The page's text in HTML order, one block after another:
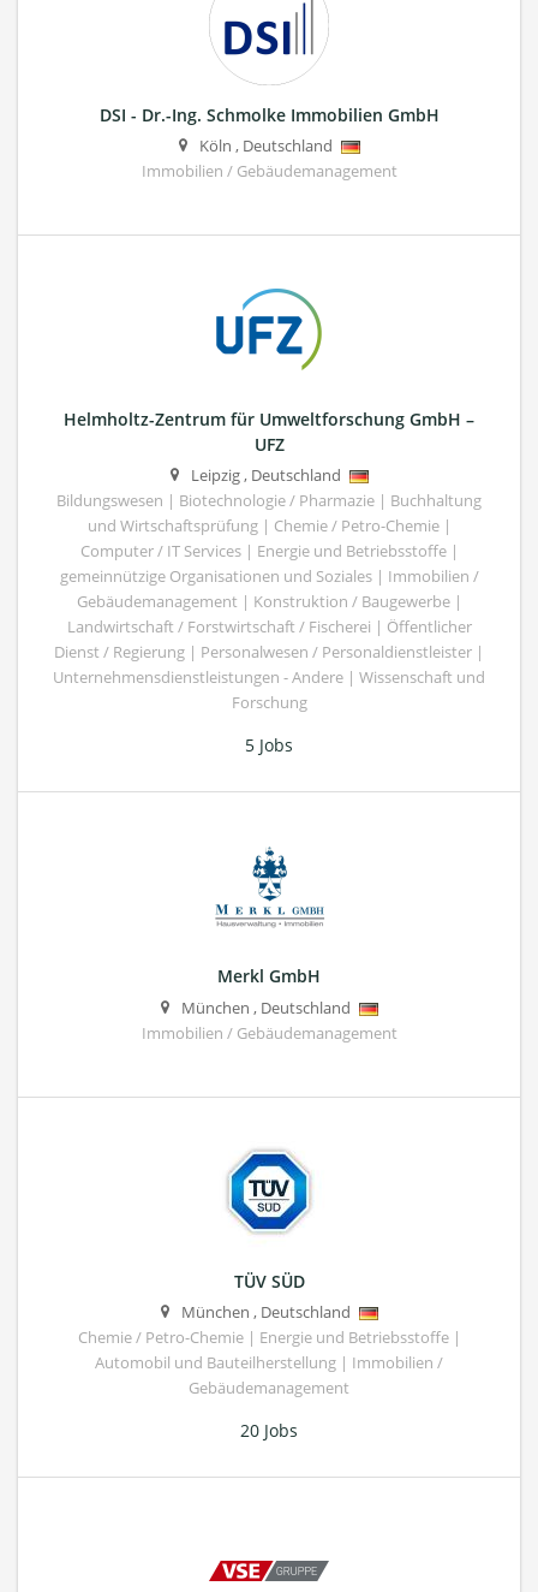
DSI - Dr.-Ing. Schmolke Immobilien GmbH
Köln , Deutschland
Immobilien / Gebäudemanagement
Helmholtz-Zentrum für Umweltforschung GmbH –
UFZ
Leipzig, Deutschland
Bildungswesen | Biotechnologie / Pharmazie | Buchhaltung
und Wirtschaftsprüfung | Chemie / Petro-Chemie |
Computer / IT Services | Energie und Betriebsstoffe |
gemeinnützige Organisationen und Soziales | Immobilien /
Gebäudemanagement | Konstruktion / Baugewerbe |
Landwirtschaft / Forstwirtschaft / Fischerei | Öffentlicher
Dienst / Regierung | Personalwesen / Personaldienstleister |
Unternehmensdienstleistungen - Andere | Wissenschaft und
Forschung
5 Jobs
Merkl GmbH
München , Deutschland
Immobilien / Gebäudemanagement
TÜV SÜD
München , Deutschland
Chemie / Petro-Chemie | Energie und Betriebsstoffe |
Automobil und Bauteilherstellung | Immobilien /
Gebäudemanagement
20 Jobs